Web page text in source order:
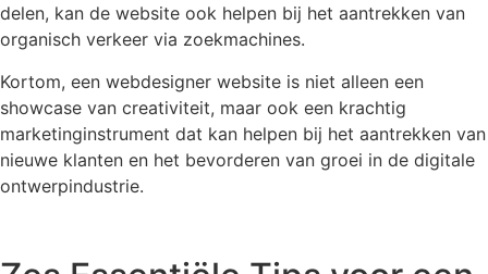
delen, kan de website ook helpen bij het aantrekken van
organisch verkeer via zoekmachines.
Kortom, een webdesigner website is niet alleen een
showcase van creativiteit, maar ook een krachtig
marketinginstrument dat kan helpen bij het aantrekken van
nieuwe klanten en het bevorderen van groei in de digitale
ontwerpindustrie.